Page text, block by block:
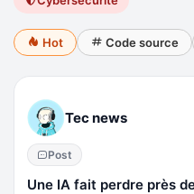
Hot Code source
Tec news
Post
Une IA fait perdre près